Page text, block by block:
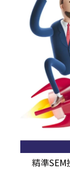
精準SEM